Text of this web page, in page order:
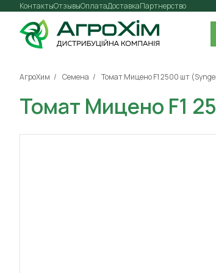
Контакты Оплата
Отзывы ДоставкаПартнерство
АгроХим Семена Томат Мицено F1 2500 шт
Томат Мицено F1